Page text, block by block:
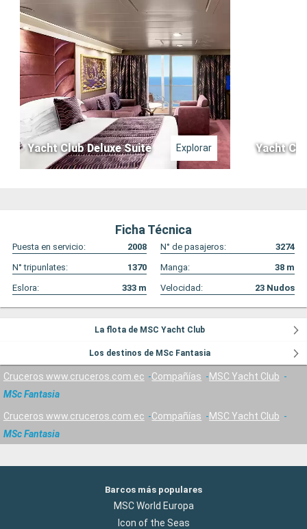
Yacht Club Deluxe Suite Explorar Yacht
Ficha Técnica
Puesta en servicio: 2008 N° de pasajeros:
3274
N° tripunlates:
1370 Manga: 38 m
Eslora:
333 m Velocidad: 23 Nudos
La flota de MSC Yacht Club
Los destinos de MSc Fantasia
Cruceros www.cruceros.com.ec Compañías
MSC Yacht Club
MSc Fantasia
Cruceros www.cruceros.com.ec Compañías
MSC Yacht Club
MSc Fantasia
Barcos más populares
MSC World Europa
Icon of the Seas